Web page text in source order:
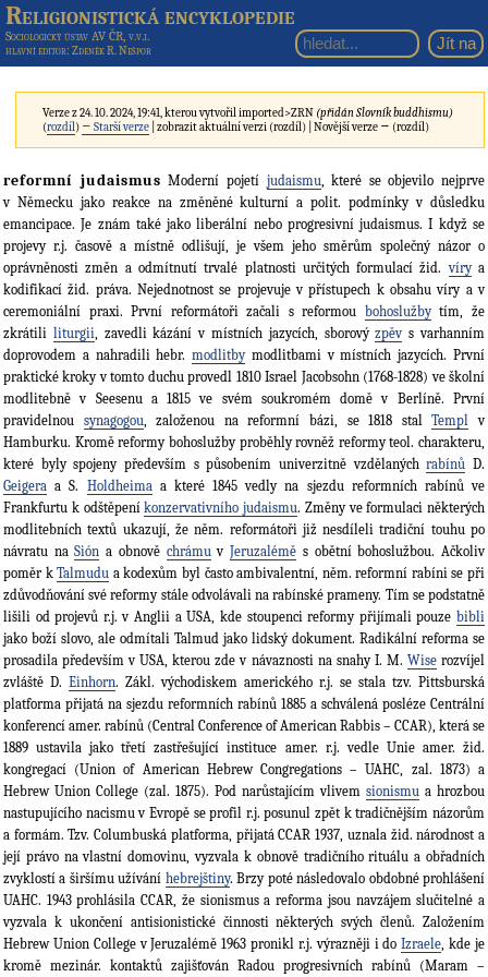
Religionistická encyklopedie
Sociologický ústav AV ČR, v.v.i.
hlavní editor: Zdeněk R. Nešpor
Verze z 24. 10. 2024, 19:41, kterou vytvořilimported>ZRN (přidán Slovník buddhismu)
(rozdíl) ← Starší verze | zobrazit aktuální verzi (rozdíl) | Novější verze → (rozdíl)
reformní judaismus Moderní pojetí judaismu, které se objevilo nejprve
v Německu jako reakce na změněné kulturní a polit. podmínky v důsledku
emancipace. Je znám také jako liberální nebo progresivní judaismus. I když se
projevy r.j. časově a místně odlišují, je všem jeho směrům společný názor o
oprávněnosti změn a odmítnutí trvalé platnosti určitých formulací žid.vírya
kodifikací žid. práva. Nejednotnost se projevuje v přístupech k obsahu víry a v
ceremoniální praxi. První reformátoři začali s reformou bohoslužbytím, že
zkrátili liturgii, zavedli kázání v místních jazycích, sborovýzpěv s varhanním
doprovodem a nahradili hebr.modlitbymodlitbami v místních jazycích. První
praktické kroky v tomto duchu provedl 1810 Israel Jacobsohn (1768-1828) ve školní
modlitebně v Seesenu a 1815 ve svém soukromém domě v Berlíně. První
pravidelnou synagogou, založenou na reformní bázi, se 1818 stalTempl v
Hamburku. Kromě reformy bohoslužby proběhly rovněž reformy teol. charakteru,
které byly spojeny především s působením univerzitně vzdělanýchrabínů D.
Geigera a S. Holdheimaa které 1845 vedly na sjezdu reformních rabínů ve
Frankfurtu k odštěpeníkonzervativního judaismu. Změny ve formulaci některých
modlitebních textů ukazují, že něm. reformátoři již nesdíleli tradiční touhu po
návratu naSión a obnově chrámuvJeruzalémě s obětní bohoslužbou. Ačkoliv
poměr kTalmudu a kodexům byl často ambivalentní, něm. reformní rabíni se při
zdůvodňování své reformy stále odvolávali na rabínské prameny. Tím se podstatně
lišili od projevů r.j. v Anglii a USA, kde stoupenci reformy přijímali pouze bibli
jako boží slovo, ale odmítali Talmud jako lidský dokument. Radikální reforma se
prosadila především v USA, kterou zde v návaznosti na snahy I. M. Wiserozvíjel
zvláště D. Einhorn. Zákl. východiskem amerického r.j. se stala tzv. Pittsburská
platforma přijatá na sjezdu reformních rabínů 1885 a schválená posléze Centrální
konferencí amer. rabínů (Central Conference of American Rabbis – CCAR), která se
1889 ustavila jako třetí zastřešující instituce amer. r.j. vedle Unie amer. žid.
kongregací (Union of American Hebrew Congregations – UAHC, zal. 1873) a
Hebrew Union College (zal. 1875). Pod narůstajícím vlivem sionismu a hrozbou
nastupujícího nacismu v Evropě se profil r.j. posunul zpět k tradičnějším názorům
a formám. Tzv. Columbuská platforma, přijatá CCAR 1937, uznala žid. národnost a
její právo na vlastní domovinu, vyzvala k obnově tradičního rituálu a obřadních
zvyklostí a širšímu užívání hebrejštiny. Brzy poté následovalo obdobné prohlášení
UAHC. 1943 prohlásila CCAR, že sionismus a reforma jsou navzájem slučitelné a
vyzvala k ukončení antisionistické činnosti některých svých členů. Založením
Hebrew Union College v Jeruzalémě 1963 pronikl r.j. výrazněji i doIzraele, kde je
kromě mezinár. kontaktů zajišťován Radou progresivních rabínů (Maram –